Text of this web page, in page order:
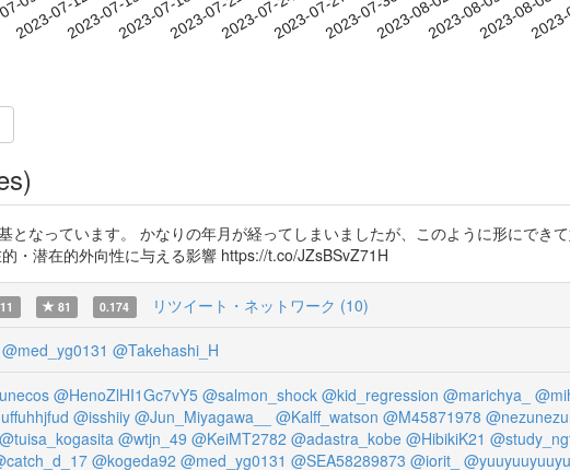
09
2023-07-122023-07-152023-07-182023-07-212023-07-242023-07-272023-07-302023-08-022023-08-052023-08-08
なっています。 かなりの年月が経ってしまいましたが、このように形にでき
・潜在的外向性に与える影響 https://t.co/JZsBSvZ71H
81 0.174 リツイート・ネットワーク (10)
@med_yg0131 @Takehashi_H
@HenoZlHI1Gc7vY5 @salmon_shock @kid_regression @marichya_
@isshiiy @Jun_Miyagawa__ @Kalff_watson @M45871978
@tuisa_kogasita @wtjn_49 @KeiMT2782 @adastra_kobe @HibikiK21
@kogeda92 @med_yg0131 @SEA58289873 @iorit_